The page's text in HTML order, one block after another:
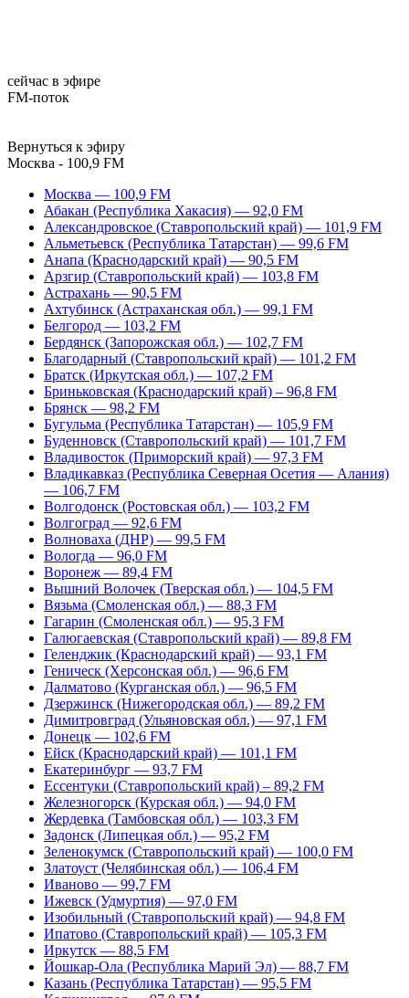
сейчас в эфире
FM-поток
Вернуться к эфиру
Москва - 100,9 FM
Москва — 100,9 FM
Абакан (Республика Хакасия) — 92,0 FM
Александровское (Ставропольский край) — 101,9 FM
Альметьевск (Республика Татарстан) — 99,6 FM
Анапа (Краснодарский край) — 90,5 FM
Арзгир (Ставропольский край) — 103,8 FM
Астрахань — 90,5 FM
Ахтубинск (Астраханская обл.) — 99,1 FM
Белгород — 103,2 FM
Бердянск (Запорожская обл.) — 102,7 FM
Благодарный (Ставропольский край) — 101,2 FM
Братск (Иркутская обл.) — 107,2 FM
Бриньковская (Краснодарский край) – 96,8 FM
Брянск — 98,2 FM
Бугульма (Республика Татарстан) — 105,9 FM
Буденновск (Ставропольский край) — 101,7 FM
Владивосток (Приморский край) — 97,3 FM
Владикавказ (Республика Северная Осетия — Алания)
— 106,7 FM
Волгодонск (Ростовская обл.) — 103,2 FM
Волгоград — 92,6 FM
Волноваха (ДНР) — 99,5 FM
Вологда — 96,0 FM
Воронеж — 89,4 FM
Вышний Волочек (Тверская обл.) — 104,5 FM
Вязьма (Смоленская обл.) — 88,3 FM
Гагарин (Смоленская обл.) — 95,3 FM
Галюгаевская (Ставропольский край) — 89,8 FM
Геленджик (Краснодарский край) — 93,1 FM
Геническ (Херсонская обл.) — 96,6 FM
Далматово (Курганская обл.) — 96,5 FM
Дзержинск (Нижегородская обл.) — 89,2 FM
Димитровград (Ульяновская обл.) — 97,1 FM
Донецк — 102,6 FM
Ейск (Краснодарский край) — 101,1 FM
Екатеринбург — 93,7 FM
Ессентуки (Ставропольский край) – 89,2 FM
Железногорск (Курская обл.) — 94,0 FM
Жердевка (Тамбовская обл.) — 103,3 FM
Задонск (Липецкая обл.) — 95,2 FM
Зеленокумск (Ставропольский край) — 100,0 FM
Златоуст (Челябинская обл.) — 106,4 FM
Иваново — 99,7 FM
Ижевск (Удмуртия) — 97,0 FM
Изобильный (Ставропольский край) — 94,8 FM
Ипатово (Ставропольский край) — 105,3 FM
Иркутск — 88,5 FM
Йошкар-Ола (Республика Марий Эл) — 88,7 FM
Казань (Республика Татарстан) — 95,5 FM